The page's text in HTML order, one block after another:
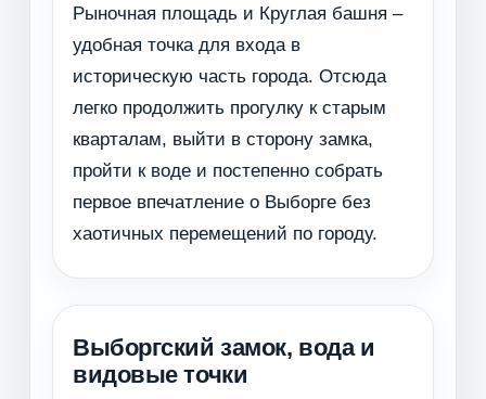
Рыночная площадь и Круглая башня –
удобная точка для входа в
историческую часть города. Отсюда
легко продолжить прогулку к старым
кварталам, выйти в сторону замка,
пройти к воде и постепенно собрать
первое впечатление о Выборге без
хаотичных перемещений по городу.
Выборгский замок, вода и
видовые точки